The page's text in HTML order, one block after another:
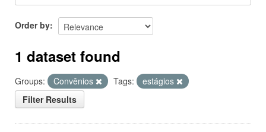
About
Order by
1 dataset found
Groups: Convênios Tags:
estágios
Filter Results